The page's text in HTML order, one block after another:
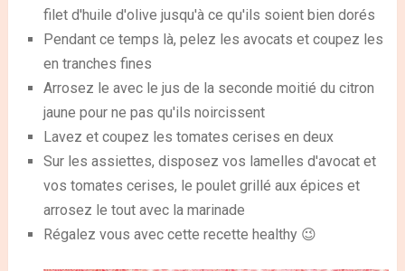
filet d'huile d'olive jusqu'à ce qu'ils soient bien dorés
Pendant ce temps là, pelez les avocats et coupez les
en tranches fines
Arrosez le avec le jus de la seconde moitié du citron
jaune pour ne pas qu'ils noircissent
Lavez et coupez les tomates cerises en deux
Sur les assiettes, disposez vos lamelles d'avocat et
vos tomates cerises, le poulet grillé aux épices et
arrosez le tout avec la marinade
Régalez vous avec cette recette healthy 😉